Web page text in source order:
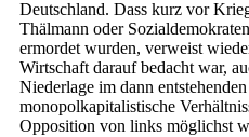
Deutschland. Dass kurz vor
Thälmann oder
ermordet wurden, verweist
Wirtschaft darauf bedacht war,
Niederlage im dann
monopolkapitalistische
Opposition von links möglichst